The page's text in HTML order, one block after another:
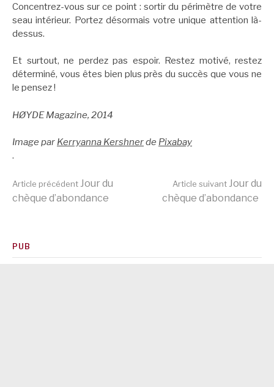
Concentrez-vous sur ce point : sortir du périmètre de votre
seau intérieur. Portez désormais votre unique attention là-
dessus.
Et surtout, ne perdez pas espoir. Restez motivé, restez
déterminé, vous êtes bien plus près du succès que vous ne
le pensez !
HØYDE Magazine, 2014
Image par Kerryanna Kershnerde Pixabay
.
Lire
la
Article précédent Jour du
chèque d’abondance
Article suivant Jour du
chèque d’abondance
PUB